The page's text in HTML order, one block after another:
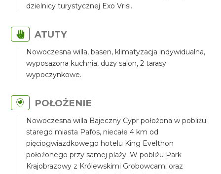
dzielnicy turystycznej Exo Vrisi.
ATUTY
Nowoczesna willa, basen, klimatyzacja indywidualna,
wyposażona kuchnia, duży salon, 2 tarasy
wypoczynkowe.
POŁOŻENIE
Nowoczesna willa Bajeczny Cypr położona w pobliżu
starego miasta Pafos, niecałe 4 km od
pięciogwiazdkowego hotelu King Evelthon
położonego przy samej plaży. W pobliżu Park
Krajobrazowy z Królewskimi Grobowcami oraz